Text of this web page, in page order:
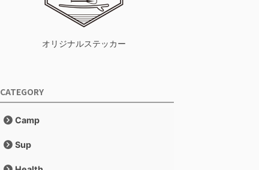
オリジナルステッカー
CATEGORY
Camp
Sup